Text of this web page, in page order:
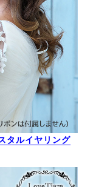
タルイヤリング